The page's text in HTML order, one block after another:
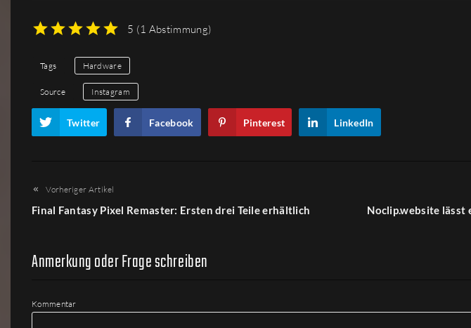
5 (1 Abstimmung)
Tags Hardware
Source Instagram
Twitter Facebook Pinterest LinkedIn
Vorheriger Artikel
Final Fantasy Pixel Remaster: Ersten drei Teile erhältlich Noclip.website lässt
Anmerkung oder Frage schreiben
Kommentar